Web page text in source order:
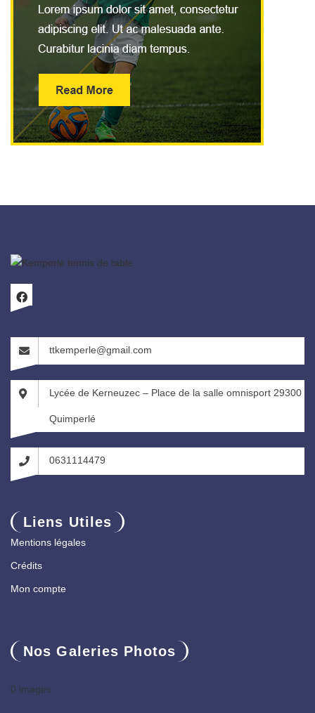
ttkemperle@gmail.com
Lycée de Kerneuzec – Place de la salle omnisport 29300
Quimperlé
0631114479
Liens Utiles
Mentions légales
Crédits
Mon compte
Nos Galeries Photos
0 images